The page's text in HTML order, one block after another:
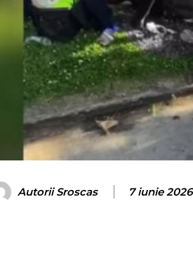
Autorii Sroscas 7 iunie 2026